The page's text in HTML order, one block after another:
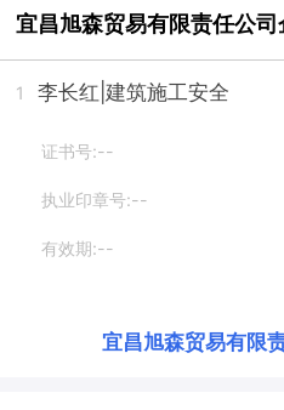
宜昌旭森贸易有限责任公司
1 李长红 |建筑施工安全
证书号:--
执业印章号:--
有效期:--
宜昌旭森贸易有限